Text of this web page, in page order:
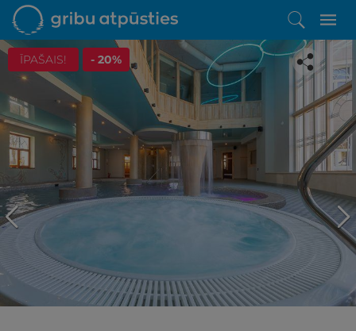
ĪPAŠAIS! - 20%
Iepatikās šis piedāvājums?
Līdz brīnišķīgai atpūtai atlikuši tikai daži soļi